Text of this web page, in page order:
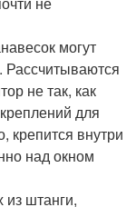
могут
не так, как
для
крепится внутри
над окном
из штанги,